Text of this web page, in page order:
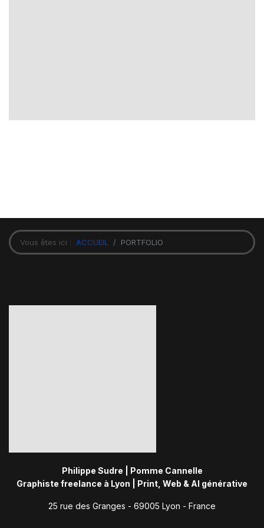
Vous êtes ici : ACCUEIL PORTFOLIO
Philippe Sudre | Pomme Cannelle
Graphiste freelance à Lyon | Print, Web & AI générative
25 rue des Granges - 69005 Lyon - France